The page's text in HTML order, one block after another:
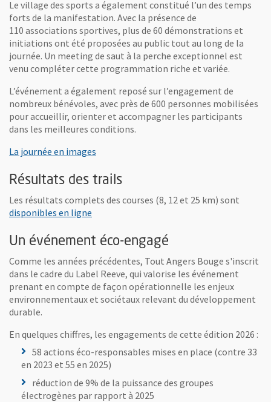
Le village des sports a également constitué l’un des temps
forts de la manifestation. Avec la présence de
110 associations sportives, plus de 60 démonstrations et
initiations ont été proposées au public tout au long de la
journée. Un meeting de saut à la perche exceptionnel est
venu compléter cette programmation riche et variée.
L’événement a également reposé sur l’engagement de
nombreux bénévoles, avec près de 600 personnes mobilisées
pour accueillir, orienter et accompagner les participants
dans les meilleures conditions.
La journée en images
Résultats des trails
Les résultats complets des courses (8, 12 et 25 km) sont
disponibles en ligne
Un événement éco-engagé
Comme les années précédentes, Tout Angers Bouge s'inscrit
dans le cadre du Label Reeve, qui valorise les événement
prenant en compte de façon opérationnelle les enjeux
environnementaux et sociétaux relevant du développement
durable.
En quelques chiffres, les engagements de cette édition 2026 :
58 actions éco-responsables mises en place (contre 33
en 2023 et 55 en 2025)
réduction de 9% de la puissance des groupes
électrogènes par rapport à 2025